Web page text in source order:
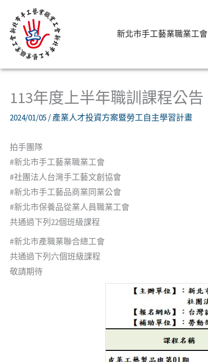
內
新北市手工藝業職業工會
產業人才投資方案暨勞工自主學習計畫
113年度上半年職訓課程公告
2024/01/05 /產業人才投資方案暨勞工自主學習計畫
拍手團隊
#新北市手工藝業職業工會
#社團法人台灣手工藝文創協會
#新北市手工藝品商業同業公會
#新北市保養品從業人員職業工會
共通過下列22個班級課程
#新北市產職業聯合總工會
共通過下列六個班級課程
敬請期待